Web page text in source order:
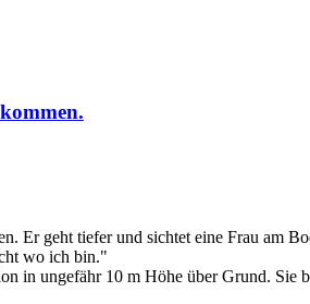
Er geht tiefer und sichtet eine Frau am
wo ich bin."
in ungefähr 10 m Höhe über Grund.